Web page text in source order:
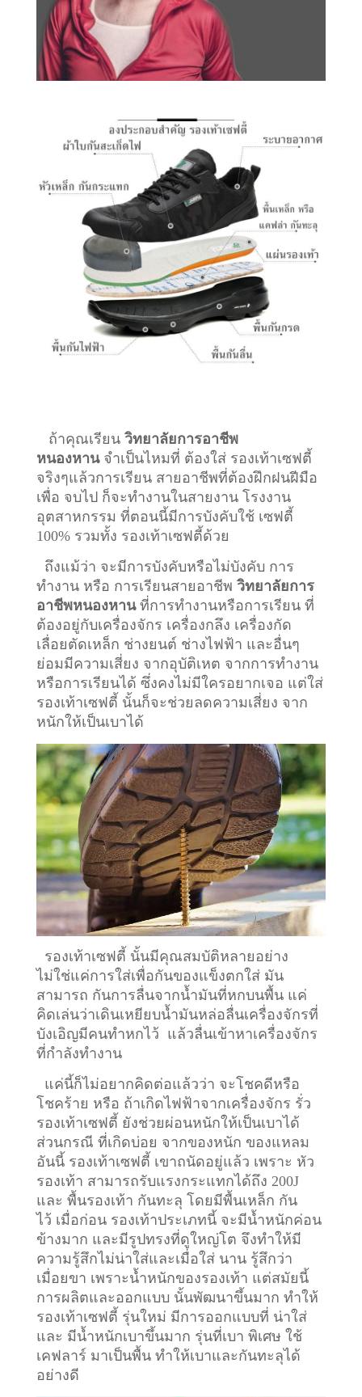
ถ้าคุณเรียน วิทยาลัยการอาชีพ
หนองหานจำเป็นไหมที่ ต้องใส่ รองเท้าเซฟตี้
จริงๆแล้วการเรียน สายอาชีพที่ต้องฝึกฝนฝีมือ
เพื่อ จบไป ก็จะทำงานในสายงาน โรงงาน
อุตสาหกรรม ที่ตอนนี้มีการบังคับใช้ เซฟตี้
100% รวมทั้ง รองเท้าเซฟตี้ด้วย
ถึงแม้ว่า จะมีการบังคับหรือไม่บังคับ การ
ทำงาน หรือ การเรียนสายอาชีพ วิทยาลัยการ
อาชีพหนองหานที่การทำงานหรือการเรียน ที่
ต้องอยู่กับเครื่องจักร เครื่องกลึง เครื่องกัด
เลื่อยตัดเหล็ก ช่างยนต์ ช่างไฟฟ้า และอื่นๆ
ย่อมมีความเสี่ยง จากอุบัติเหต จากการทำงาน
หรือการเรียนได้ ซึ่งคงไม่มีใครอยากเจอ แต่ใส่
รองเท้าเซฟตี้ นั้นก็จะช่วยลดความเสี่ยง จาก
หนักให้เป็นเบาได้
รองเท้าเซฟตี้ นั้นมีคุณสมบัติหลายอย่าง
ไม่ใช่แค่การใส่เพื่อกันของแข็งตกใส่ มัน
สามารถ กันการลื่นจากน้ำมันที่หกบนพื้น แค่
คิดเล่นว่าเดินเหยียบน้ำมันหล่อลื่นเครื่องจักรที่
บังเอิญมีคนทำหกไว้ แล้วลื่นเข้าหาเครื่องจักร
ที่กำลังทำงาน
แค่นี้ก็ไม่อยากคิดต่อแล้วว่า จะโชคดีหรือ
โชคร้าย หรือ ถ้าเกิดไฟฟ้าจากเครื่องจักร รั่ว
รองเท้าเซฟตี้ ยังช่วยผ่อนหนักให้เป็นเบาได้
ส่วนกรณี ที่เกิดบ่อย จากของหนัก ของแหลม
อันนี้ รองเท้าเซฟตี้ เขาถนัดอยู่แล้ว เพราะ หัว
รองเท้า สามารถรับแรงกระแทกได้ถึง 200J
และ พื้นรองเท้า กันทะลุ โดยมีพื้นเหล็ก กัน
ไว้ เมื่อก่อน รองเท้าประเภทนี้ จะมีน้ำหนักค่อน
ข้างมาก และมีรูปทรงที่ดูใหญ่โต จึงทำให้มี
ความรู้สึกไม่น่าใส่และเมื่อใส่ นาน รู้สึกว่า
เมื่อยขา เพราะน้ำหนักของรองเท้า แต่สมัยนี้
การผลิตและออกแบบ นั้นพัฒนาขึ้นมาก ทำให้
รองเท้าเซฟตี้ รุ่นใหม่ มีการออกแบบที่ น่าใส่
และ มีน้ำหนักเบาขึ้นมาก รุ่นที่เบา พิเศษ ใช้
เคฟลาร์ มาเป็นพื้น ทำให้เบาและกันทะลุได้
อย่างดี